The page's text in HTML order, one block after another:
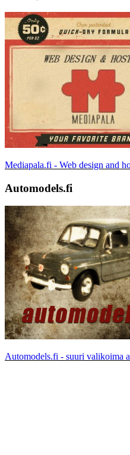
Mediapala.fi - Web design and
Automodels.fi
Automodels.fi - suuri valikoima